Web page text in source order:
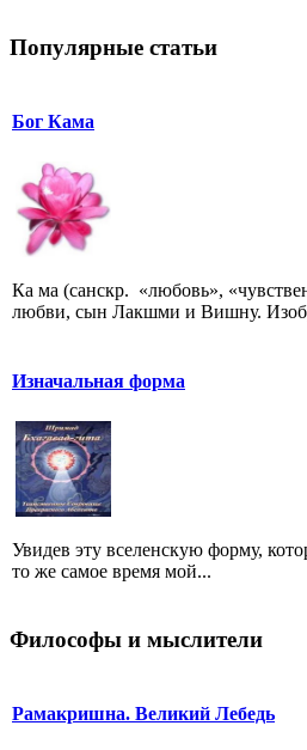
Популярные статьи
Бог Кама
Ка ма (санскр. «любовь»,
любви, сын Лакшми и Вишну.
Изначальная форма
Увидев эту вселенскую форму,
то же самое время мой...
Философы и мыслители
Рамакришна. Великий Лебедь